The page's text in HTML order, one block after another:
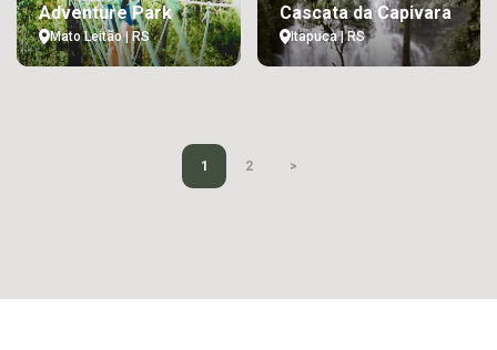
Adventure Park
Mato Leitão | RS
Cascata da Capivara
Itapuca | RS
1 2